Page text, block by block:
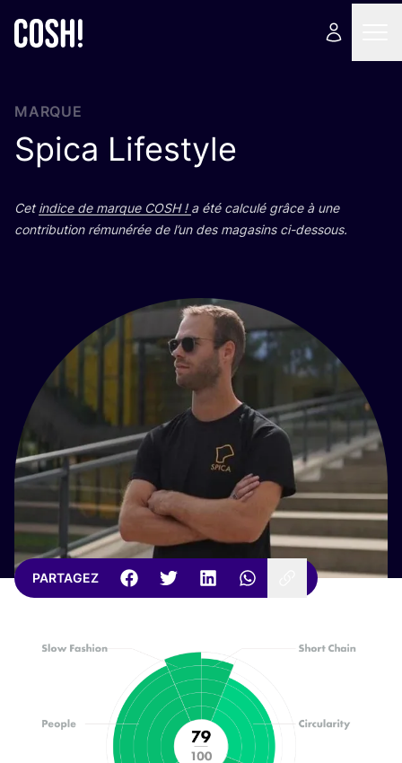
MARQUE
Spica Lifestyle
Cetindice de marque COSH! a été cal­cu­lé grâce à une
contri­bu­tion rému­né­rée de l’un des maga­sins ci-dessous.
PARTAGEZ